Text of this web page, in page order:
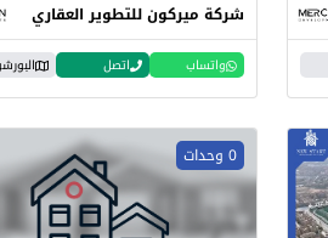
شركة ميركون للتطوير العقاري
واتساب اتصل
0 وحدات